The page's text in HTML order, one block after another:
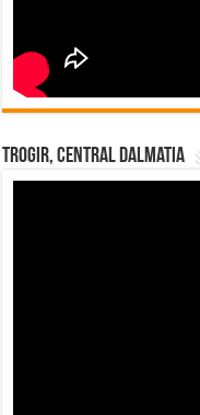
Trogir, Central Dalmatia